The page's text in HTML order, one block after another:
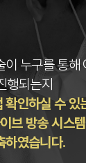
이 누구를 통해
행되는지
확인하실 수 있
브 방송 시스
하였습니다.